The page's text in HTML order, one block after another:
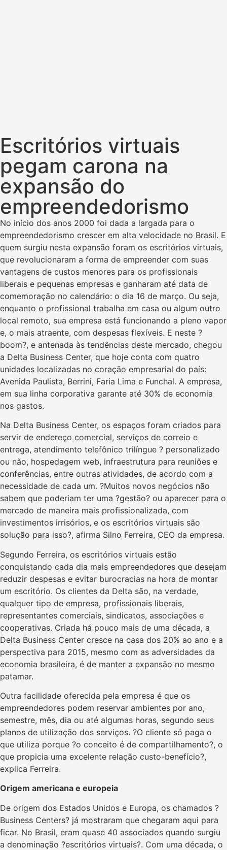
Escritórios virtuais
pegam carona na
expansão do
empreendedorismo
No início dos anos 2000 foi dada a largada para o
empreendedorismo crescer em alta velocidade no Brasil. E
quem surgiu nesta expansão foram os escritórios virtuais,
que revolucionaram a forma de empreender com suas
vantagens de custos menores para os profissionais
liberais e pequenas empresas e ganharam até data de
comemoração no calendário: o dia 16 de março. Ou seja,
enquanto o profissional trabalha em casa ou algum outro
local remoto, sua empresa está funcionando a pleno vapor
e, o mais atraente, com despesas flexíveis. E neste ?
boom?, e antenada às tendências deste mercado, chegou
a Delta Business Center, que hoje conta com quatro
unidades localizadas no coração empresarial do país:
Avenida Paulista, Berrini, Faria Lima e Funchal. A empresa,
em sua linha corporativa garante até 30% de economia
nos gastos.
Na Delta Business Center, os espaços foram criados para
servir de endereço comercial, serviços de correio e
entrega, atendimento telefônico trilíngue ? personalizado
ou não, hospedagem web, infraestrutura para reuniões e
conferências, entre outras atividades, de acordo com a
necessidade de cada um. ?Muitos novos negócios não
sabem que poderiam ter uma ?gestão? ou aparecer para o
mercado de maneira mais profissionalizada, com
investimentos irrisórios, e os escritórios virtuais são
solução para isso?, afirma Silno Ferreira, CEO da empresa.
Segundo Ferreira, os escritórios virtuais estão
conquistando cada dia mais empreendedores que desejam
reduzir despesas e evitar burocracias na hora de montar
um escritório. Os clientes da Delta são, na verdade,
qualquer tipo de empresa, profissionais liberais,
representantes comerciais, sindicatos, associações e
cooperativas. Criada há pouco mais de uma década, a
Delta Business Center cresce na casa dos 20% ao ano e a
perspectiva para 2015, mesmo com as adversidades da
economia brasileira, é de manter a expansão no mesmo
patamar.
Outra facilidade oferecida pela empresa é que os
empreendedores podem reservar ambientes por ano,
semestre, mês, dia ou até algumas horas, segundo seus
planos de utilização dos serviços. ?O cliente só paga o
que utiliza porque ?o conceito é de compartilhamento?, o
que propicia uma excelente relação custo-benefício?,
explica Ferreira.
Origem americana e europeia
De origem dos Estados Unidos e Europa, os chamados ?
Business Centers? já mostraram que chegaram aqui para
ficar. No Brasil, eram quase 40 associados quando surgiu
a denominação ?escritórios virtuais?. Com uma década, o